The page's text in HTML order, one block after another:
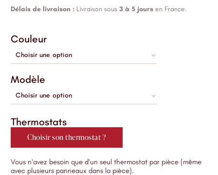
Délais de livraison : Livraison sous3 à 5 jours en France.
Couleur
Modèle
Thermostats
Choisir son thermostat ?
Vous n'avez besoin que d'un seul thermostat par pièce (même
avec plusieurs panneaux dans la pièce).